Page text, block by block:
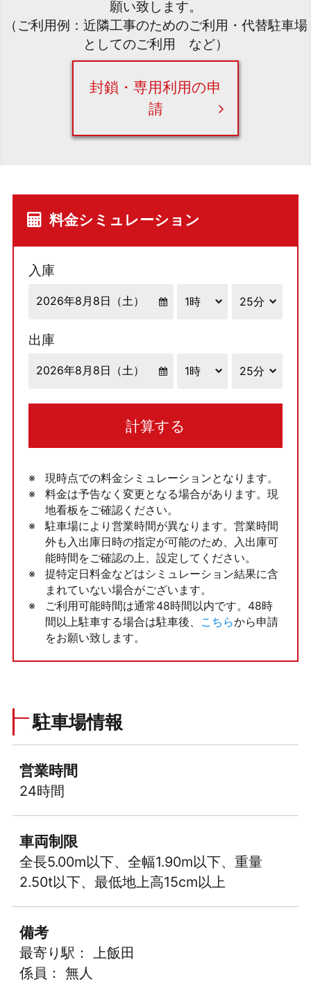
願い致します。
（ご利用例：近隣工事のためのご利用・代替駐車場
としてのご利用 など）
封鎖・専用利用の申
請
料金シミュレーション
入庫
出庫
計算する
現時点での料金シミュレーションとなります。
料金は予告なく変更となる場合があります。現
地看板をご確認ください。
駐車場により営業時間が異なります。営業時間
外も入出庫日時の指定が可能のため、入出庫可
能時間をご確認の上、設定してください。
提特定日料金などはシミュレーション結果に含
まれていない場合がございます。
ご利用可能時間は通常48時間以内です。48時
間以上駐車する場合は駐車後、
こちらから申請
をお願い致します。
駐車場情報
営業時間
24時間
車両制限
全長5.00m以下、全幅1.90m以下、重量
2.50t以下、最低地上高15cm以上
備考
最寄り駅： 上飯田
係員： 無人